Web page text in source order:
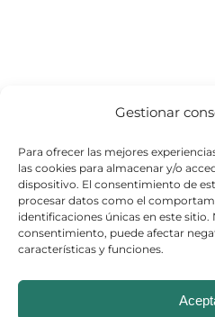
Gestionar
Para ofrecer las mejores
las cookies para almacenar y/o
dispositivo. El consentimiento de
procesar datos como el
identificaciones únicas en este
consentimiento, puede afectar
características y funciones.
©